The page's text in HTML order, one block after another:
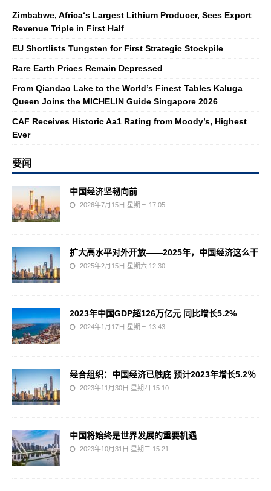
Zimbabwe, Africa‘s Largest Lithium Producer, Sees Export
Revenue Triple in First Half
EU Shortlists Tungsten for First Strategic Stockpile
Rare Earth Prices Remain Depressed
From Qiandao Lake to the World’s Finest Tables Kaluga
Queen Joins the MICHELIN Guide Singapore 2026
CAF Receives Historic Aa1 Rating from Moody’s, Highest
Ever
要闻
中国经济坚韧向前
2026年7月15日 星期三 17:05
扩大高水平对外开放——2025年，中国经济这么干
2025年2月15日 星期六 12:30
2023年中国GDP超126万亿元 同比增长5.2%
2024年1月17日 星期三 13:43
经合组织：中国经济已触底 预计2023年增长5.2％
2023年11月30日 星期四 15:10
中国将始终是世界发展的重要机遇
2023年10月31日 星期二 15:21